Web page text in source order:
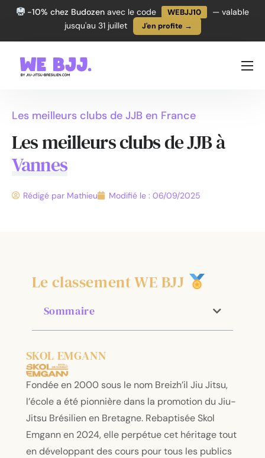
-10% chez Budozen avec le code WEBJJ10
— valable
jusqu'au 31 juillet
J'en profite →
L’ACTU JJB
Les meilleurs clubs de JJB en France
Les meilleurs clubs de JJBà
Vannes
Rédigé par Mathieu Modifié le : 06/09/2025
Le classement WE BJJ
Sommaire
SKOL EMGANN
Fondée en 2000 sous le nom Breizh’il Jiu Jitsu,
l’école a été pionnière dans la promotion du Jiu-
Jitsu Brésilien en Bretagne. Rebaptisée Skol
Emgann en 2024, elle perpétue cet héritage tout
en développant des cours pour tous les publics